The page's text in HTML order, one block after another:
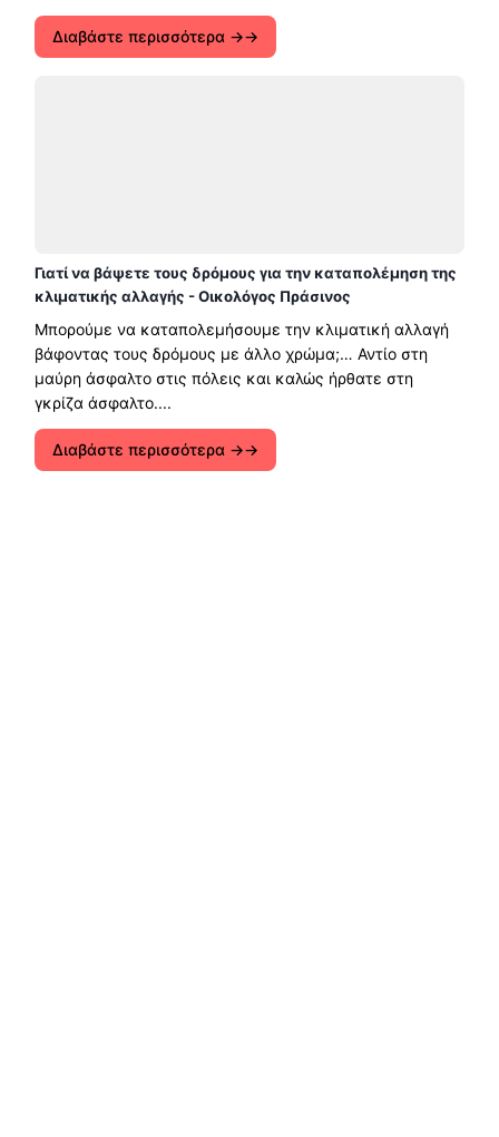
Διαβάστε περισσότερα →
Γιατί να βάψετε τους δρόμους για την καταπολέμηση της
κλιματικής αλλαγής - Οικολόγος Πράσινος
Μπορούμε να καταπολεμήσουμε την κλιματική αλλαγή
βάφοντας τους δρόμους με άλλο χρώμα;… Αντίο στη
μαύρη άσφαλτο στις πόλεις και καλώς ήρθατε στη
γκρίζα άσφαλτο....
Διαβάστε περισσότερα →